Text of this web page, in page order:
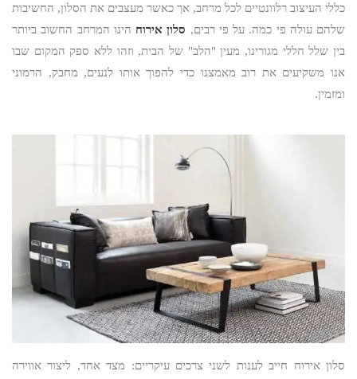
כללי העיצוב רלוונטיים לכל מרחב, אך כאשר מעצבים את הסלון, החשיבות
שלהם עולה פי כמה. על פי רבים, סלון אירוח הינו המרחב החשוב ביותר
בין שלל חללי מגורינו, מעין "הלב" של הבית, וזהו ללא ספק המקום שבו
אנו משקיעים את רוב מאמצנו כדי להפוך אותו לנעים, מחבק, הרמוני
ומזמין.
סלון אירוח חייב לענות לשני צרכים עיקריים: מצד אחד, ליצור אווירה